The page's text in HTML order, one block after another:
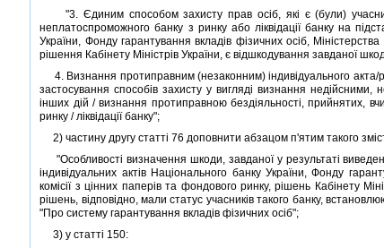
"3. Єдиним способом захисту прав осiб, якi є (були)
неплатоспроможного банку з ринку або лiквiдацiї банку на
України, Фонду гарантування вкладiв фiзичних осiб,
рiшення Кабiнету Мiнiстрiв України, є вiдшкодування завданої
4. Визнання протиправним (незаконним) iндивiдуального акта/
застосування способiв захисту у виглядi визнання
iнших дiй / визнання протиправною бездiяльностi, прийнятих,
ринку / лiквiдацiї банку";
2) частину другу статтi 76 доповнити абзацом п'ятим такого
"Особливостi визначення шкоди, завданої у результатi
iндивiдуальних актiв Нацiонального банку України, Фонду
комiсiї з цiнних паперiв та фондового ринку, рiшень Кабiнету
рiшень, вiдповiдно, мали статус учасникiв такого банку,
"Про систему гарантування вкладiв фiзичних осiб";
3) у статтi 150: